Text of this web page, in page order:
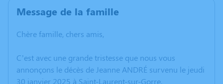
Message de la famille
Chère famille, chers amis,
C’est avec une grande tristesse que nous vous
annonçons le décès de Jeanne ANDRÉ survenu le jeudi
30 janvier 2025 à Saint-Laurent-sur-Gorre.